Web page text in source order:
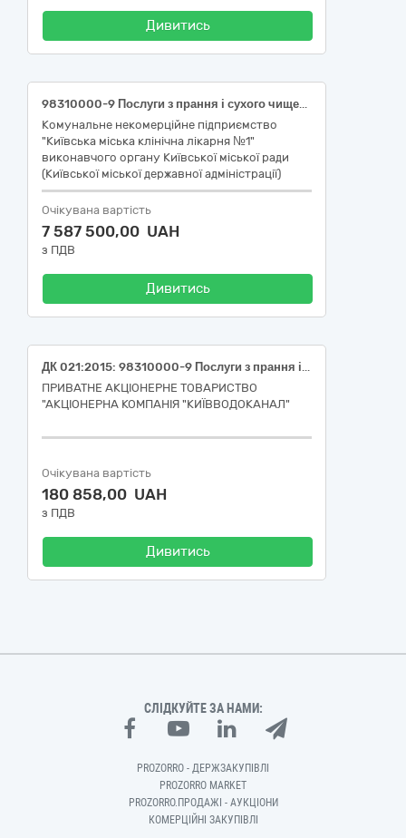
Дивитись
98310000-9 Послуги з прання і сухого чищення
Комунальне некомерційне підприємство
"Київська міська клінічна лікарня №1"
виконавчого органу Київської міської ради
(Київської міської державної адміністрації)
Очікувана вартість
7 587 500,00 UAH
з ПДВ
Дивитись
ДК 021:2015: 98310000-9 Послуги з прання і сухого чищення (послуги з хімічного чищення/прання, прасування та навішування штор та послуги з миття, сухого чищення внутрішніх та зовнішніх скляних поверхонь)
ПРИВАТНЕ АКЦІОНЕРНЕ ТОВАРИСТВО
"АКЦІОНЕРНА КОМПАНІЯ "КИЇВВОДОКАНАЛ"
Очікувана вартість
180 858,00 UAH
з ПДВ
Дивитись
СЛІДКУЙТЕ ЗА НАМИ:
PROZORRO - ДЕРЖЗАКУПІВЛІ
PROZORRO MARKET
PROZORRO.ПРОДАЖІ - АУКЦІОНИ
КОМЕРЦІЙНІ ЗАКУПІВЛІ